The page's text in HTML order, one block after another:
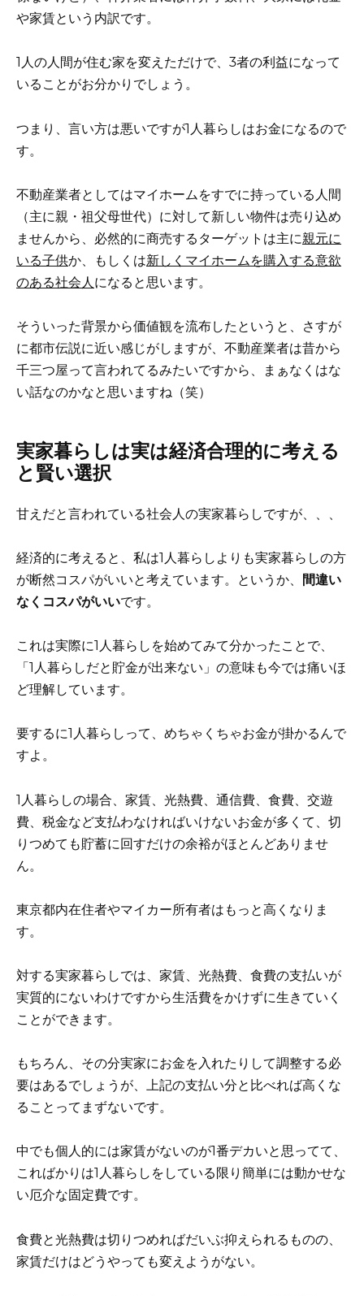
や家賃という内訳です。
1人の人間が住む家を変えただけで、3者の利益になって
いることがお分かりでしょう。
つまり、言い方は悪いですが1人暮らしはお金になるので
す。
不動産業者としてはマイホームをすでに持っている人間
（主に親・祖父母世代）に対して新しい物件は売り込め
ませんから、必然的に商売するターゲットは主に親元に
いる子供か、もしくは新しくマイホームを購入する意欲
のある社会人 になると思います。
そういった背景から価値観を流布したというと、さすが
に都市伝説に近い感じがしますが、不動産業者は昔から
千三つ屋って言われてるみたいですから、まぁなくはな
い話なのかなと思いますね（笑）
実家暮らしは実は経済合理的に考える
と賢い選択
甘えだと言われている社会人の実家暮らしですが、、、
経済的に考えると、私は1人暮らしよりも実家暮らしの方
が断然コスパがいいと考えています。というか、
間違い
なくコスパがいいです。
これは実際に1人暮らしを始めてみて分かったことで、
「1人暮らしだと貯金が出来ない」の意味も今では痛いほ
ど理解しています。
要するに1人暮らしって、めちゃくちゃお金が掛かるんで
すよ。
1人暮らしの場合、家賃、光熱費、通信費、食費、交遊
費、税金など支払わなければいけないお金が多くて、切
りつめても貯蓄に回すだけの余裕がほとんどありませ
ん。
東京都内在住者やマイカー所有者はもっと高くなりま
す。
対する実家暮らしでは、家賃、光熱費、食費の支払いが
実質的にないわけですから生活費をかけずに生きていく
ことができます。
もちろん、その分実家にお金を入れたりして調整する必
要はあるでしょうが、上記の支払い分と比べれば高くな
ることってまずないです。
中でも個人的には家賃がないのが1番デカいと思ってて、
こればかりは1人暮らしをしている限り簡単には動かせな
い厄介な固定費です。
食費と光熱費は切りつめればだいぶ抑えられるものの、
家賃だけはどうやっても変えようがない。